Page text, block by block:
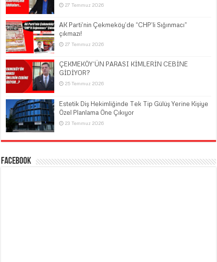
27 Temmuz 2026
AK Parti’nin Çekmeköy’de “CHP’li Sığınmacı”
çıkmazı!
27 Temmuz 2026
ÇEKMEKÖY’ÜN PARASI KİMLERİN CEBİNE
GİDİYOR?
25 Temmuz 2026
Estetik Diş Hekimliğinde Tek Tip Gülüş Yerine Kişiye
Özel Planlama Öne Çıkıyor
23 Temmuz 2026
Facebook